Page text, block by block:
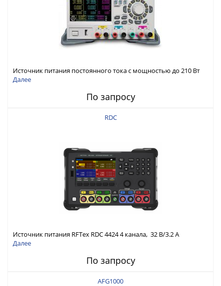
Источник питания постоянного тока с мощностью до 210 Вт
Далее
По запросу
RDC
Источник питания RFTex RDC 4424 4 канала, 32 В/3.2 А
Далее
По запросу
AFG1000